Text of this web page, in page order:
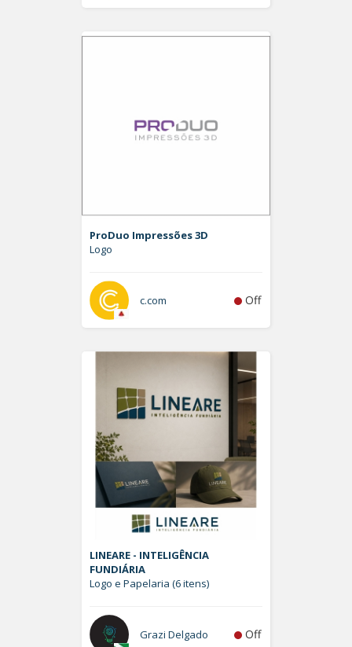
ProDuo Impressões 3D
Logo
c.com Off
LINEARE - INTELIGÊNCIA
FUNDIÁRIA
Logo e Papelaria (6 itens)
Grazi Delgado Off